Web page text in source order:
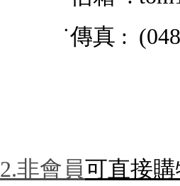
˙傳真 :
2.非會員可直接